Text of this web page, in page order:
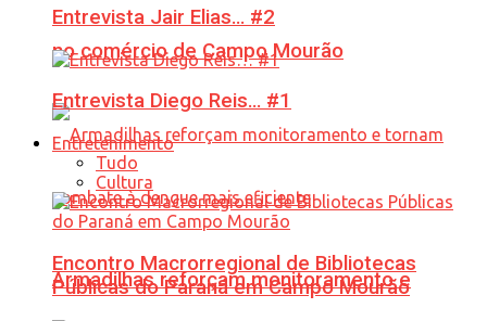
no comércio de Campo Mourão
Armadilhas reforçam monitoramento e
Entrevista Jair Elias… #2
Entrevista Diego Reis… #1
Entretenimento
Tudo
Cultura
Encontro Macrorregional de Bibliotecas
Públicas do Paraná em Campo Mourão